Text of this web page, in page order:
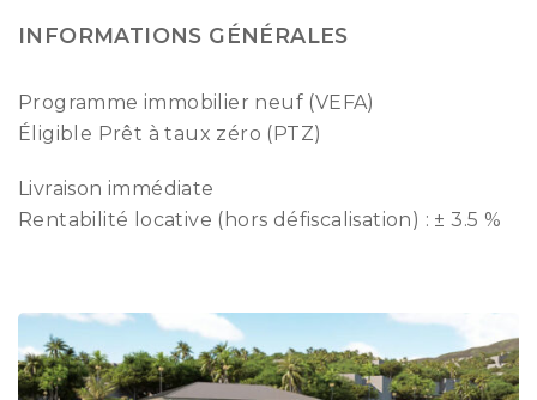
INFORMATIONS GÉNÉRALES
Programme immobilier neuf (VEFA)
Éligible Prêt à taux zéro (PTZ)
Livraison immédiate
Rentabilité locative (hors défiscalisation) : ± 3.5 %